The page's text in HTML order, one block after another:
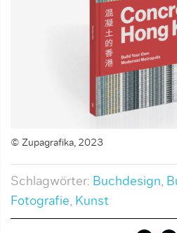
© Zupagrafika, 2023
Schlagwörter: Buchdesign,
Fotografie, Kunst